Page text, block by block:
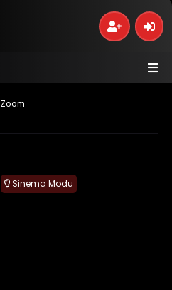
Zoom
Sinema Modu